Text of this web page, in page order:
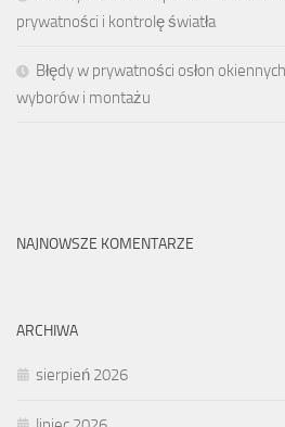
prywatności i kontrolę światła
Błędy w prywatności osłon
wyborów i montażu
NAJNOWSZE KOMENTARZE
ARCHIWA
sierpień 2026